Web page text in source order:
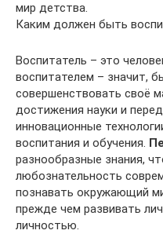
мир детства.
Каким должен быть
Воспитатель – это
воспитателем – значит,
совершенствовать своё
достижения науки и
инновационные
воспитания и обучения.
разнообразные знания,
любознательность
познавать окружающий
прежде чем развивать
личностью.